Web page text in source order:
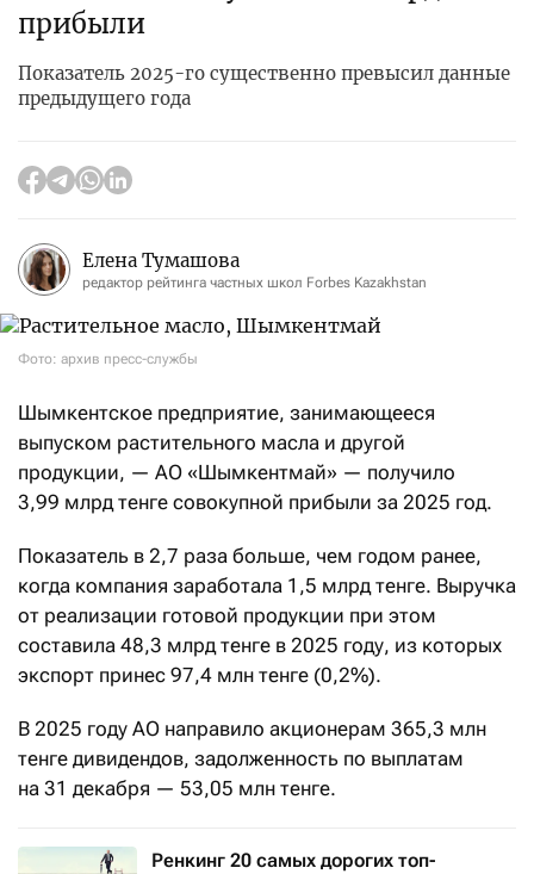
прибыли
Показатель 2025-го существенно превысил данные
предыдущего года
Елена Тумашова
редактор рейтинга частных школ Forbes Kazakhstan
Фото: архив пресс-службы
Шымкентское предприятие, занимающееся
выпуском растительного масла и другой
продукции, — АО «Шымкентмай» — получило
3,99 млрд тенге совокупной прибыли за 2025 год.
Показатель в 2,7 раза больше, чем годом ранее,
когда компания заработала 1,5 млрд тенге. Выручка
от реализации готовой продукции при этом
составила 48,3 млрд тенге в 2025 году, из которых
экспорт принес 97,4 млн тенге (0,2%).
В 2025 году АО направило акционерам 365,3 млн
тенге дивидендов, задолженность по выплатам
на 31 декабря — 53,05 млн тенге.
Ренкинг 20 самых дорогих топ-